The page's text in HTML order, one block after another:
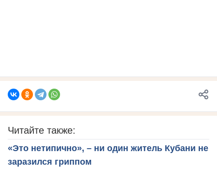
Читайте также:
«Это нетипично», – ни один житель Кубани не
заразился гриппом